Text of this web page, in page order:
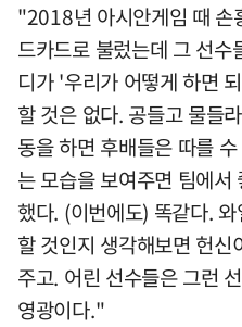
"2018년 아시안게임 때 손
드카드로 불렀는데 그 선
디가 '우리가 어떻게 하면
할 것은 없다. 공들고 물들
동을 하면 후배들은 따를
는 모습을 보여주면 팀에
했다. (이번에도) 똑같다.
할 것인지 생각해보면 헌
주고. 어린 선수들은 그런
영광이다."